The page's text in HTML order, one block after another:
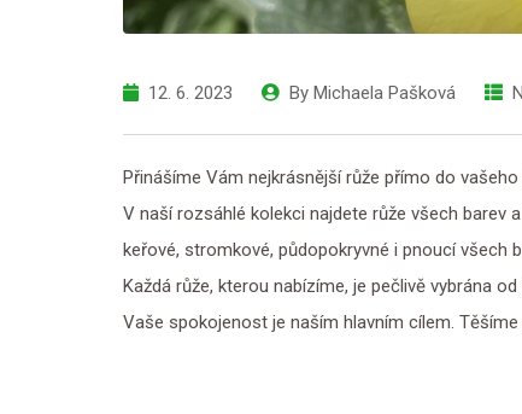
12. 6. 2023 By Michaela Pašková
Přinášíme Vám nejkrásnější růže přímo do
V naší rozsáhlé kolekci najdete růže všech barev
keřové, stromkové, půdopokryvné i pnoucí všech
Každá růže, kterou nabízíme, je pečlivě vybrána
Vaše spokojenost je naším hlavním cílem.